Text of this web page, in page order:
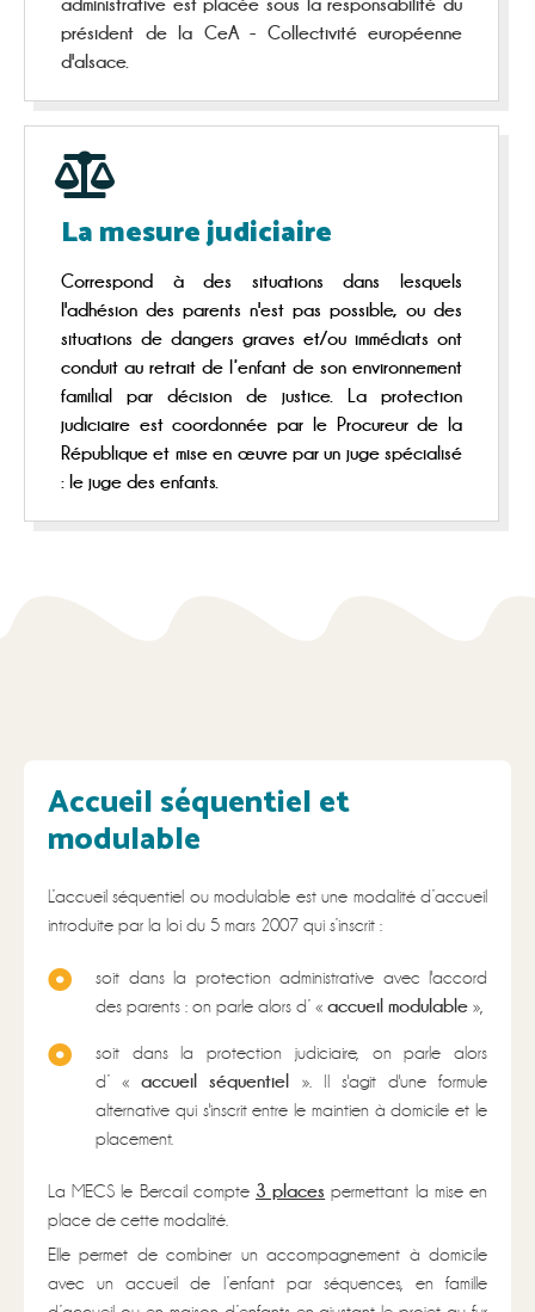
administrative est placée sous la responsabilité du
président de la CeA - Collectivité européenne
d'alsace.
La mesure judiciaire
Correspond à des situations dans lesquels
l'adhésion des parents n'est pas possible, ou des
situations de dangers graves et/ou immédiats ont
conduit au retrait de l’enfant de son environnement
familial par décision de justice. La protection
judiciaire est coordonnée par le Procureur de la
République et mise en œuvre par un juge spécialisé
: le juge des enfants.
Accueil séquentiel et
modulable​
L’accueil séquentiel ou modulable est une modalité d’accueil
introduite par la loi du 5 mars 2007 qui s’inscrit :
soit dans la protection administrative avec l'accord
des parents : on parle alors d’ « accueil modulable »,
soit dans la protection judiciaire, on parle alors
d’ «accueil séquentiel
». Il s'agit d'une formule
alternative qui s'inscrit entre le maintien à domicile et le
placement.
La MECS le Bercail compte 3 places permettant la mise en
place de cette modalité.
Elle permet de combiner un accompagnement à domicile
avec un accueil de l’enfant par séquences, en famille